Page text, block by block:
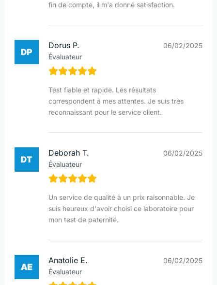
fin de compte, il m'a donné satisfaction.
Dorus P.
Évaluateur
06/02/2025
Test fiable et rapide. Les résultats
correspondent à mes attentes. Je suis très
reconnaissant pour le service client.
Deborah T.
Évaluateur
06/02/2025
Un service de qualité à un prix raisonnable. Je
suis heureux d'avoir choisi ce laboratoire pour
mon test de paternité.
Anatolie E.
Évaluateur
06/02/2025